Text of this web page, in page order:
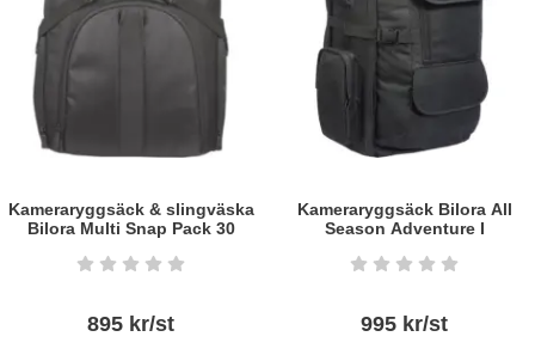
Kameraryggsäck & slingväska
Bilora Multi Snap Pack 30
Art. nr5783 Betyg: 0 stjärnor av 5
895 kr/st
Kameraryggsäck Bilora All
Season Adventure I
Art. nr5695 Betyg: 0 stjärnor
995 kr/st